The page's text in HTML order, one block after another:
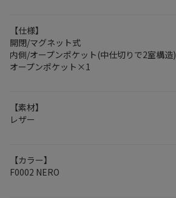
【仕様】
開閉/マグネット式
内側/オープンポケット(中仕切りで2室構造)
オープンポケット×1
【素材】
レザー
【カラー】
F0002 NERO